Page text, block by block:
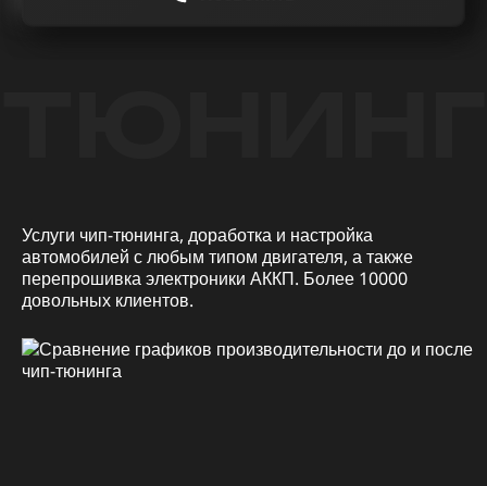
Услуги чип-тюнинга, доработка и настройка
автомобилей с любым типом двигателя, а также
перепрошивка электроники АККП. Более 10000
довольных клиентов.